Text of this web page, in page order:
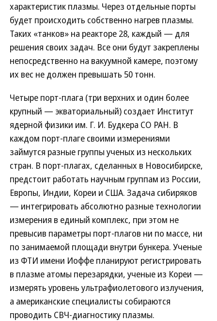
характеристик плазмы. Через отдельные порты
будет происходить собственно нагрев плазмы.
Таких «танков» на реакторе 28, каждый — для
решения своих задач. Все они будут закреплены
непосредственно на вакуумной камере, поэтому
их вес не должен превышать 50 тонн.
Четыре порт-плага (три верхних и один более
крупный — экваториальный) создает Институт
ядерной физики им. Г. И. Будкера СО РАН. В
каждом порт-плаге своими измерениями
займутся разные группы ученых из нескольких
стран. В порт-плагах, сделанных в Новосибирске,
предстоит работать научным группам из России,
Европы, Индии, Кореи и США. Задача сибиряков
— интегрировать абсолютно разные технологии
измерения в единый комплекс, при этом не
превысив параметры порт-плагов ни по массе, ни
по занимаемой площади внутри бункера. Ученые
из ФТИ имени Иоффе планируют регистрировать
в плазме атомы перезарядки, ученые из Кореи —
измерять уровень ультрафиолетового излучения,
а американские специалисты собираются
проводить СВЧ-диагностику плазмы.